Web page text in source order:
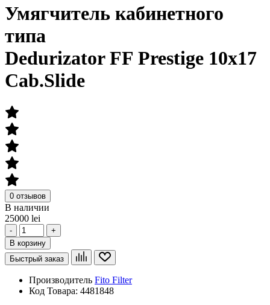
Умягчитель кабинетного
типа
Dedurizator FF Prestige 10x17
Cab.Slide
0 отзывов
В наличии
25000 lei
-
+
В корзину
Быстрый заказ
Производитель Fito Filter
Код Товара: 4481848